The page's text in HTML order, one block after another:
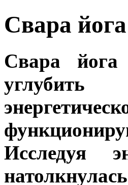
Свара йога
Свара йога
углубить
Исследуя